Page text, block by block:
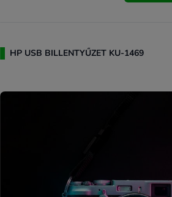
HP USB BILLENTYŰZET KU-1469